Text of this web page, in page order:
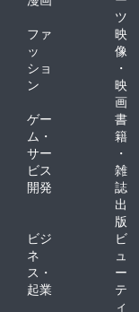
ツ
ファ
ッ
ショ
ン
映
像
・
映
画
ゲー
ム・
サー
ビス
開発
書
籍
・
雑
誌
出
版
ビジ
ネ
ス・
起業
ビ
ュ
ー
テ
ィ